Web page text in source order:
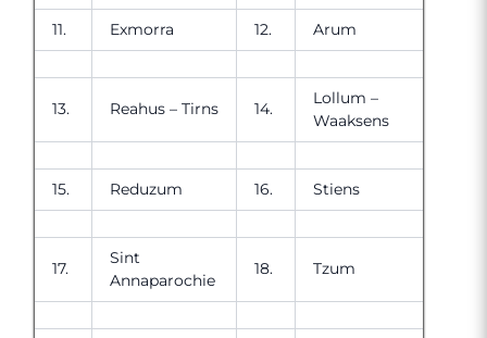
11. Exmorra 12. Arum
13. Reahus – Tirns 14.
Lollum –
Waaksens
15. Reduzum 16. Stiens
17.
Sint
Annaparochie
18. Tzum